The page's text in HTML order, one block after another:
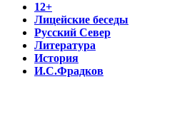
12+
Лицейские беседы
Русский Север
Литература
История
И.С.Фрадков